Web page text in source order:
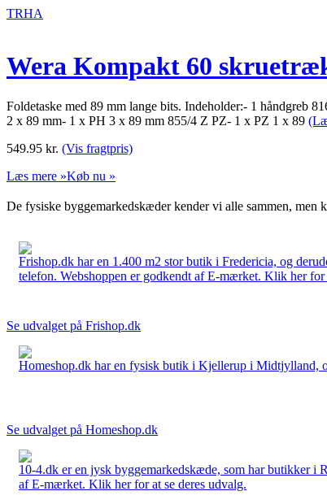
TRHA
Wera Kompakt 60
Foldetaske med 89 mm lange bits. Indeholder:- 1 håndgreb
2 x 89 mm- 1 x PH 3 x 89 mm 855/4 Z PZ- 1 x PZ 1 x 89
549.95 kr. (Vis fragtpris)
Læs mere »Køb nu »
De fysiske byggemarkedskæder kender vi alle sammen, men
Frishop.dk har en 1.400 m2 stor butik i Fredericia, og
telefon. Webshoppen er godkendt af E-mærket. Klik her for
Se udvalget på Frishop.dk
Homeshop.dk har en fysisk butik i Kjellerup i Midtjylland,
Se udvalget på Homeshop.dk
10-4.dk er en jysk byggemarkedskæde, som har butikker
af E-mærket. Klik her for at se deres udvalg.